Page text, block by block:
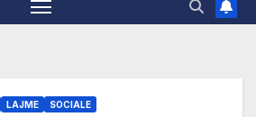
LAJME SOCIALE